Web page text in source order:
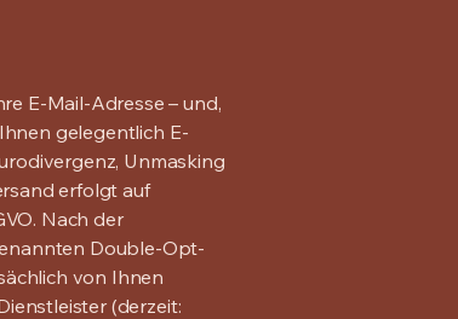
E-Mail-Adresse – und,
gelegentlich E-
Unmasking
erfolgt auf
Nach der
Double-Opt-
von Ihnen
(derzeit: